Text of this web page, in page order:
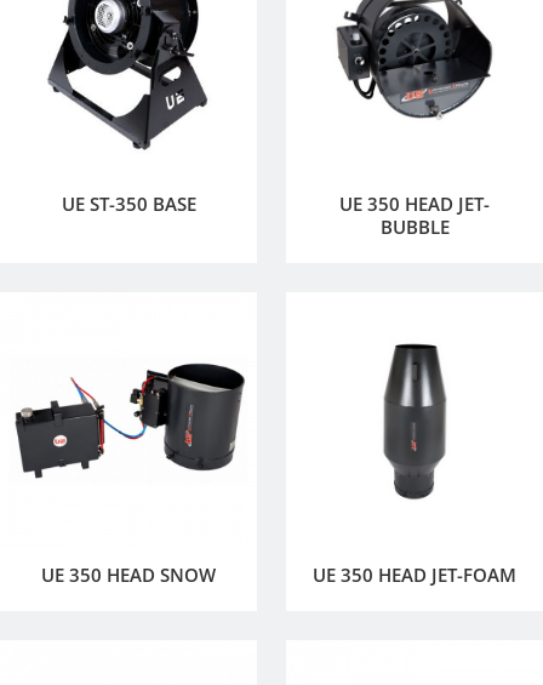
UE ST-350 BASE
UE 350 HEAD JET-
BUBBLE
UE 350 HEAD SNOW UE 350 HEAD JET-FOAM